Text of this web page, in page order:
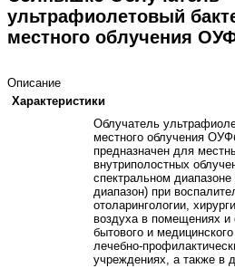
ультрафиолетовый
местного облучения
Описание
Характеристики
Облучатель
местного облучения
предназначен для
внутриполостных
спектральном
диапазон) при
отоларингологии,
воздуха в помещениях и
бытового и
лечебно-
учреждениях, а также в